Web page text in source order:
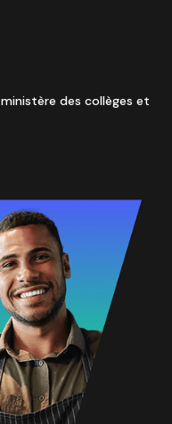
des collèges et